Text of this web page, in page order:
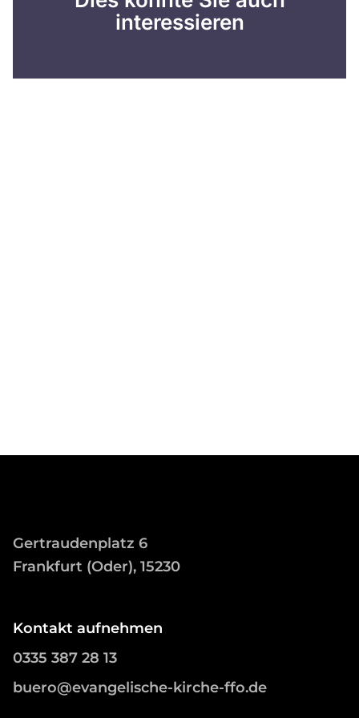
interessieren
Gertraudenplatz 6
Frankfurt (Oder), 15230
Kontakt aufnehmen
0335 387 28 13
buero@evangelische-kirche-ffo.de